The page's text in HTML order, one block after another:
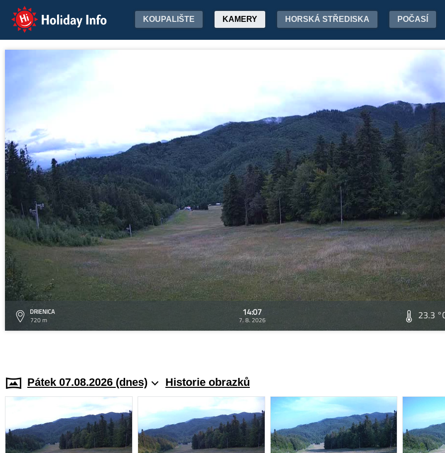
Holiday Info KOUPALIŠTE KAMERY HORSKÁ STŘEDISKA POČASÍ
DRIENICA
720 m
14:07
7. 8. 2026 23.3
Pátek 07.08.2026 (dnes) Historie obrazků